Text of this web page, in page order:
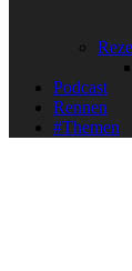
Podcast
Rennen
#Themen